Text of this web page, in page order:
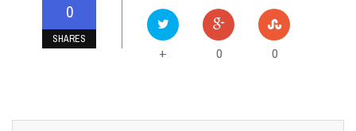
0
SHARES
+ 0 0